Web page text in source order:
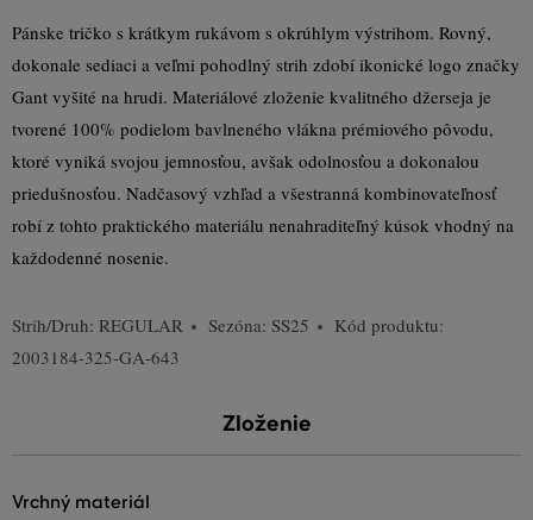
Pánske tričko s krátkym rukávom s okrúhlym výstrihom. Rovný,
dokonale sediaci a veľmi pohodlný strih zdobí ikonické logo značky
Gant vyšité na hrudi. Materiálové zloženie kvalitného džerseja je
tvorené 100% podielom bavlneného vlákna prémiového pôvodu,
ktoré vyniká svojou jemnosťou, avšak odolnosťou a dokonalou
priedušnosťou. Nadčasový vzhľad a všestranná kombinovateľnosť
robí z tohto praktického materiálu nenahraditeľný kúsok vhodný na
každodenné nosenie.
Strih/Druh: REGULAR Sezóna: SS25
Kód produktu:
2003184-325-GA-643
Zloženie
vrchný materiál